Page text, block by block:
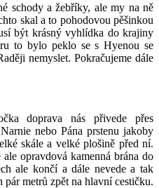
schody a žebříky, ale my na ně
skal a to pohodovou pěšinkou
být krásný vyhlídka do krajiny
to bylo peklo se s Hyenou se
nemyslet. Pokračujeme dále
doprava nás přivede přes
nebo Pána prstenu jakoby
skále a velké plošině před ní.
opravdová kamenná brána do
ale končí a dále nevede a tak
pár metrů zpět na hlavní cestičku.